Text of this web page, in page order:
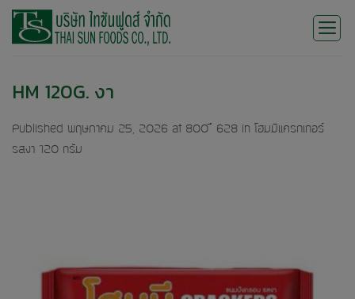
Skip
HM 120G. งา
Published พฤษภาคม 25, 2026 at 800 × 628 in โฮมมีแครกเกอร์
รสงา 120 กรัม